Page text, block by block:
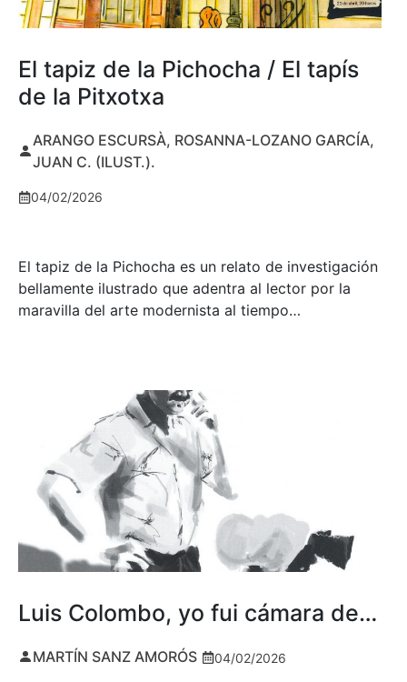
El tapiz de la Pichocha / El tapís
de la Pitxotxa
ARANGO ESCURSÀ, ROSANNA-LOZANO GARCÍA,
JUAN C. (ILUST.).
04/02/2026
El tapiz de la Pichocha es un relato de investigación
bellamente ilustrado que adentra al lector por la
maravilla del arte modernista al tiempo…
Luis Colombo, yo fui cámara de…
MARTÍN SANZ AMORÓS 04/02/2026